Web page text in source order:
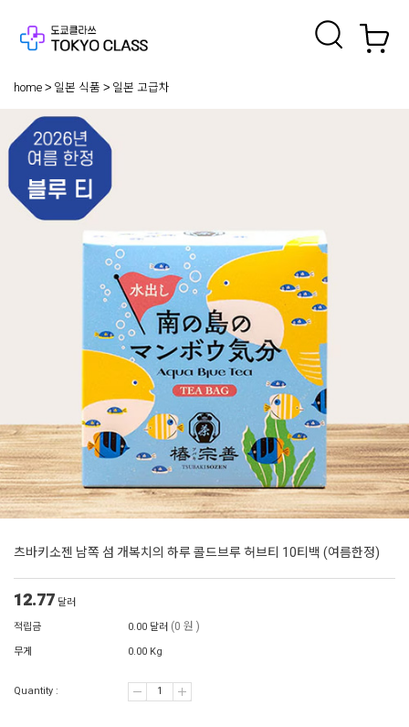
home 일본 식품 일본 고급차
츠바키소젠 남쪽 섬 개복치의 하루 콜드브루 허브티 10티백 (여름한정)
12.77 달러
적립금
0.00 달러 (0 원 )
무게 0.00 Kg
Quantity :